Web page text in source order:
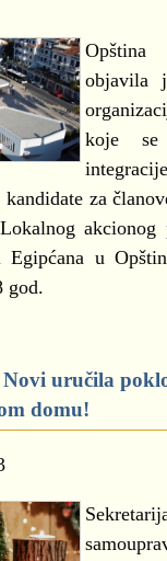
objavila
koje se
za
akcionog
u
god.
Novi uručila
domu!